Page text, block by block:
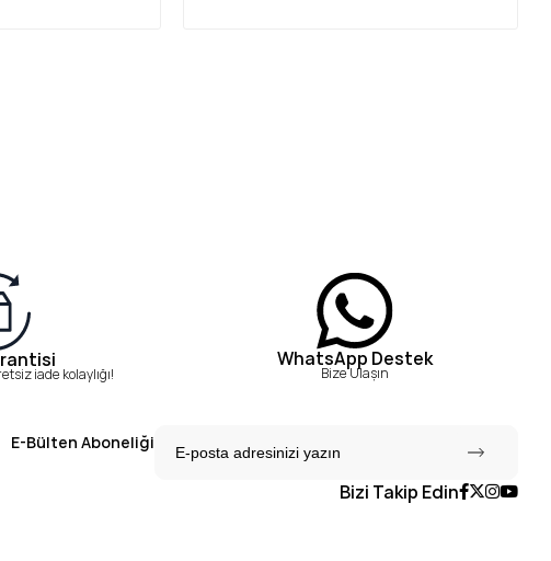
iade kolaylığı!
WhatsApp Destek
Bize Ulaşın
E-Bülten Aboneliği
Bizi Takip Edin